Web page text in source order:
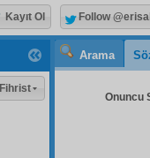
Arama
Onuncu
Fihrist
Kayıt Ol Follow